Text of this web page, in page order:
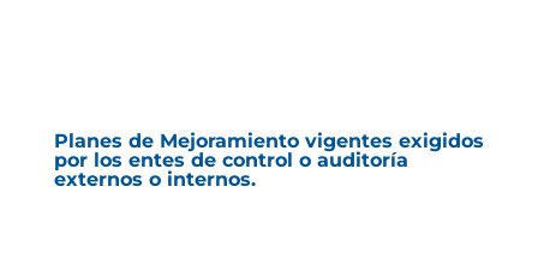
Planes de Mejoramiento vigentes exigidos
por los entes de control o auditoría
externos o internos.